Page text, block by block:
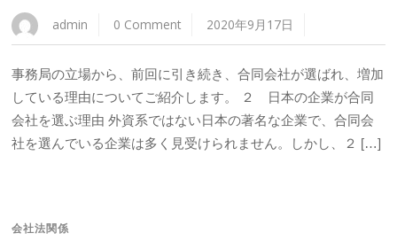
admin 0 Comment 2020年9月17日
事務局の立場から、前回に引き続き、合同会社が選ばれ、増加
している理由についてご紹介します。 ２ 日本の企業が合同
会社を選ぶ理由 外資系ではない日本の著名な企業で、合同会
社を選んでいる企業は多く見受けられません。しかし、２ […]
会社法関係